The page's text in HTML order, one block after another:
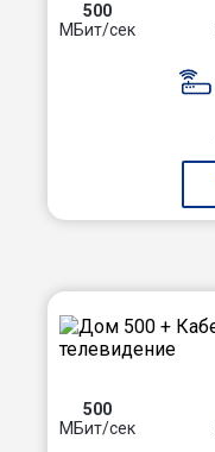
500
МБит/сек
500
МБит/сек